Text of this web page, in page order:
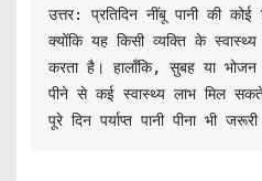
उत्तर: प्रतिदिन नींबू पानी की कोई
क्योंकि यह किसी व्यक्ति के
करता है। हालाँकि, सुबह या
पीने से कई स्वास्थ्य लाभ मिल
पूरे दिन पर्याप्त पानी पीना भी